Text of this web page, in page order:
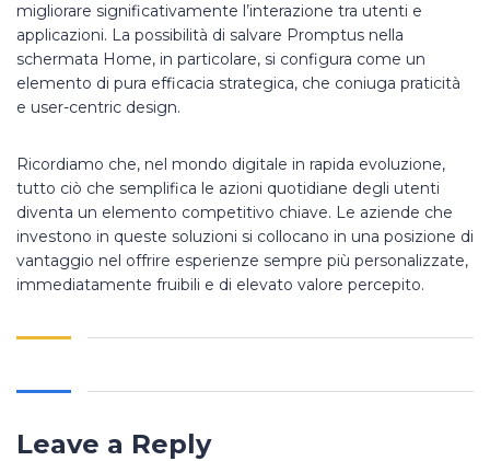
migliorare significativamente l’interazione tra utenti e
applicazioni. La possibilità di salvare Promptus nella
schermata Home, in particolare, si configura come un
elemento di pura efficacia strategica, che coniuga praticità
e user-centric design.
Ricordiamo che, nel mondo digitale in rapida evoluzione,
tutto ciò che semplifica le azioni quotidiane degli utenti
diventa un elemento competitivo chiave. Le aziende che
investono in queste soluzioni si collocano in una posizione di
vantaggio nel offrire esperienze sempre più personalizzate,
immediatamente fruibili e di elevato valore percepito.
Leave a Reply